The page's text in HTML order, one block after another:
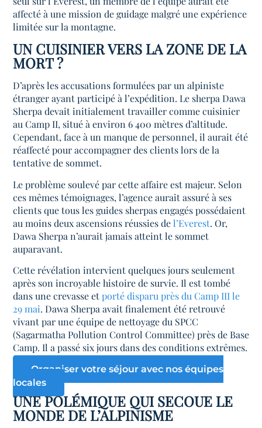
affecté à une mission de guidage malgré une expérience
limitée sur la montagne.
UN CUISINIER VERS LA ZONE DE LA
MORT ?
D’après les accusations formulées par un alpiniste
étranger ayant participé à l’expédition. Le sherpa Dawa
Sherpa devait initialement travailler comme cuisinier
au Camp II, situé à environ 6 400 mètres d’altitude.
Cependant, face à un manque de personnel, il aurait été
réaffecté pour accompagner des clients lors de la
tentative de sommet.
Le problème soulevé par cette affaire est majeur. Selon
ces mêmes témoignages, l’agence aurait assuré à ses
clients que tous les guides sherpas engagés possédaient
au moins deux ascensions réussies del’Everest. Or,
Dawa Sherpa n’aurait jamais atteint le sommet
auparavant.
Cette révélation intervient quelques jours seulement
après son incroyable histoire de survie. Il est tombé
dans une crevasse etporté disparu près du Camp III le
29 mai. Dawa Sherpa avait finalement été retrouvé
vivant par une équipe de nettoyage du SPCC
(Sagarmatha Pollution Control Committee) près de Base
Camp. Il a passé six jours dans des conditions extrêmes.
Organiser votre séjour avec nos équipes
locales
UNE POLÉMIQUE QUI SECOUE LE
MONDE DE L’ALPINISME